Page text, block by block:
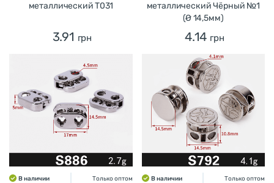
металлический T031
3.91 грн
металлический Чёрный №1
(Ø 14,5мм)
4.14 грн
В наличии Только оптом В наличии Только оптом